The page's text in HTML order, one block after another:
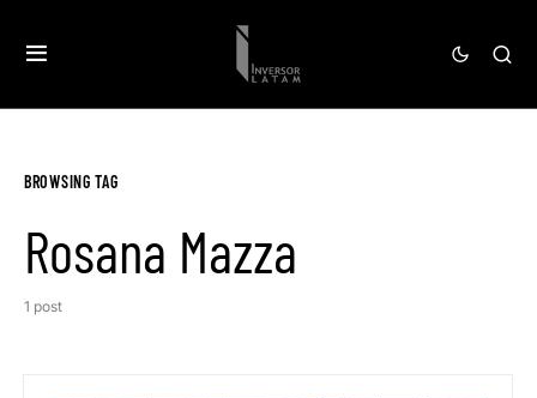
BROWSING TAG
Rosana Mazza
1 post